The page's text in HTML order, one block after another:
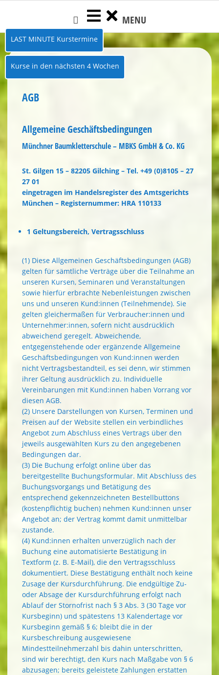
content
MENU
LAST MINUTE Kurstermine
Kurse in den nächsten 4 Wochen
AGB
Allgemeine Geschäftsbedingungen
Münchner Baumkletterschule – MBKS GmbH & Co. KG
St. Gilgen 15 – 82205 Gilching – Tel. +49 (0)8105 – 27
27 01
eingetragen im Handelsregister des Amtsgerichts
München – Registernummer: HRA 110133
1 Geltungsbereich, Vertragsschluss
(1) Diese Allgemeinen Geschäftsbedingungen (AGB)
gelten für sämtliche Verträge über die Teilnahme an
unseren Kursen, Seminaren und Veranstaltungen
sowie hierfür erbrachte Nebenleistungen zwischen
uns und unseren Kund:innen (Teilnehmende). Sie
gelten gleichermaßen für Verbraucher:innen und
Unternehmer:innen, sofern nicht ausdrücklich
abweichend geregelt. Abweichende,
entgegenstehende oder ergänzende Allgemeine
Geschäftsbedingungen von Kund:innen werden
nicht Vertragsbestandteil, es sei denn, wir stimmen
ihrer Geltung ausdrücklich zu. Individuelle
Vereinbarungen mit Kund:innen haben Vorrang vor
diesen AGB.
(2) Unsere Darstellungen von Kursen, Terminen und
Preisen auf der Website stellen ein verbindliches
Angebot zum Abschluss eines Vertrags über den
jeweils ausgewählten Kurs zu den angegebenen
Bedingungen dar.
(3) Die Buchung erfolgt online über das
bereitgestellte Buchungsformular. Mit Abschluss des
Buchungsvorgangs und Betätigung des
entsprechend gekennzeichneten Bestellbuttons
(kostenpflichtig buchen) nehmen Kund:innen unser
Angebot an; der Vertrag kommt damit unmittelbar
zustande.
(4) Kund:innen erhalten unverzüglich nach der
Buchung eine automatisierte Bestätigung in
Textform (z. B. E-Mail), die den Vertragsschluss
dokumentiert. Diese Bestätigung enthält noch keine
Zusage der Kursdurchführung. Die endgültige Zu-
oder Absage der Kursdurchführung erfolgt nach
Ablauf der Stornofrist nach § 3 Abs. 3 (30 Tage vor
Kursbeginn) und spätestens 13 Kalendertage vor
Kursbeginn gemäß § 6; bleibt die in der
Kursbeschreibung ausgewiesene
Mindestteilnehmerzahl bis dahin unterschritten,
sind wir berechtigt, den Kurs nach Maßgabe von § 6
abzusagen; bereits geleistete Zahlungen erstatten